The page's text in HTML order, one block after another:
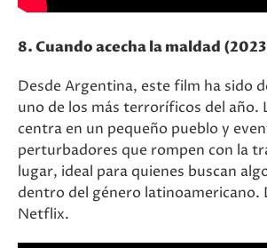
8. Cuando acecha la maldad
Desde Argentina, este film ha sido
uno de los más terroríficos del año.
centra en un pequeño pueblo y
perturbadores que rompen con la
lugar, ideal para quienes buscan
dentro del género latinoamericano.
Netflix.